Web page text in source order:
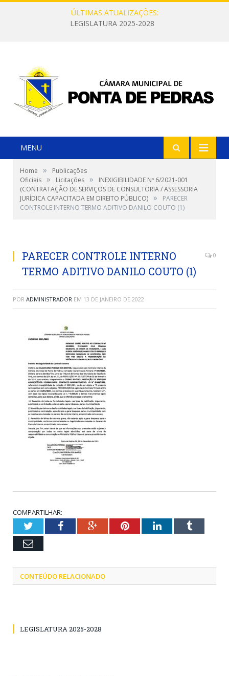
ÚLTIMAS ATUALIZAÇÕES:
LEGISLATURA 2025-2028
MENU
Home »
Publicações
Oficiais » Licitações »
INEXIGIBILIDADE Nº 6/2021-001
(CONTRATAÇÃO DE SERVIÇOS DE CONSULTORIA / ASSESSORIA
JURÍDICA CAPACITADA EM DIREITO PÚBLICO) »
PARECER
CONTROLE INTERNO TERMO ADITIVO DANILO COUTO (1)
PARECER CONTROLE INTERNO
TERMO ADITIVO DANILO COUTO (1)
0
POR ADMINISTRADOR EM 13 DE JANEIRO DE 2022
COMPARTILHAR:
TwitterFacebookGoogle+PinterestLinkedInTumblr
Email
CONTEÚDO RELACIONADO
LEGISLATURA 2025-2028